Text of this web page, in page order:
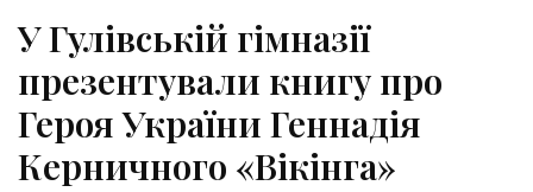
У Гулівській гімназії
презентували книгу про
Героя України Геннадія
Керничного «Вікінга»